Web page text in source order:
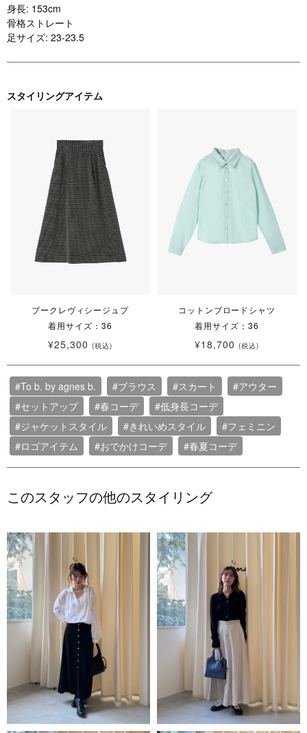
身長: 153cm
骨格ストレート
足サイズ: 23-23.5
スタイリングアイテム
ブークレヴィシージュプ
着用サイズ：36
¥25,300 (税込)
コットンブロードシャツ
着用サイズ：36
¥18,700 (税込)
#To b. by agnes b. #ブラウス #スカート
#アウター
#セットアップ
#春コーデ
#低身長コーデ
#ジャケットスタイル
#きれいめスタイル
#フェミニン
#ロゴアイテム
#おでかけコーデ #春夏コーデ
このスタッフの他のスタイリング